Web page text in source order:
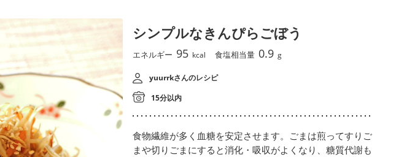
シンプルなきんぴらごぼう
エネルギー 95 kcal 食塩相当量 0.9 g
yuurrkさんのレシピ
15分以内
食物繊維が多く血糖を安定させます。ごまは煎ってすりご
まや切りごまにすると消化・吸収がよくなり、糖質代謝も